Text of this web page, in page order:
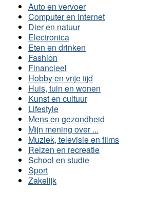
Auto en vervoer
Computer en internet
Dier en natuur
Electronica
Eten en drinken
Fashion
Financieel
Hobby en vrije tijd
Huis, tuin en wonen
Kunst en cultuur
Lifestyle
Mens en gezondheid
Mijn mening over ...
Muziek, televisie en films
Reizen en recreatie
School en studie
Sport
Zakelijk